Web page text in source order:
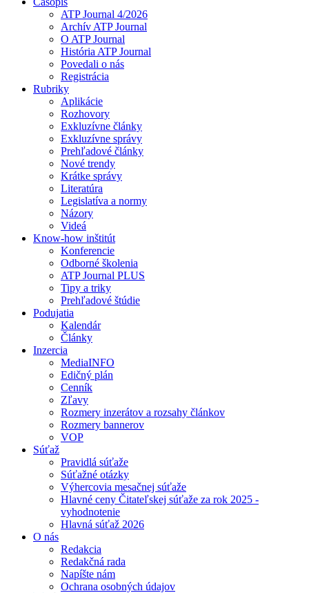
ATP Journal 4/2026
Archív ATP Journal
O ATP Journal
História ATP Journal
Povedali o nás
Registrácia
Rubriky
Aplikácie
Rozhovory
Exkluzívne články
Exkluzívne správy
Prehľadové články
Nové trendy
Krátke správy
Literatúra
Legislatíva a normy
Názory
Videá
Know-how inštitút
Konferencie
Odborné školenia
ATP Journal PLUS
Tipy a triky
Prehľadové štúdie
Podujatia
Kalendár
Články
Inzercia
MediaINFO
Edičný plán
Cenník
Zľavy
Rozmery inzerátov a rozsahy článkov
Rozmery bannerov
VOP
Súťaž
Pravidlá súťaže
Súťažné otázky
Výhercovia mesačnej súťaže
Hlavné ceny Čitateľskej súťaže za rok 2025 -
vyhodnotenie
Hlavná súťaž 2026
O nás
Redakcia
Redakčná rada
Napíšte nám
Ochrana osobných údajov